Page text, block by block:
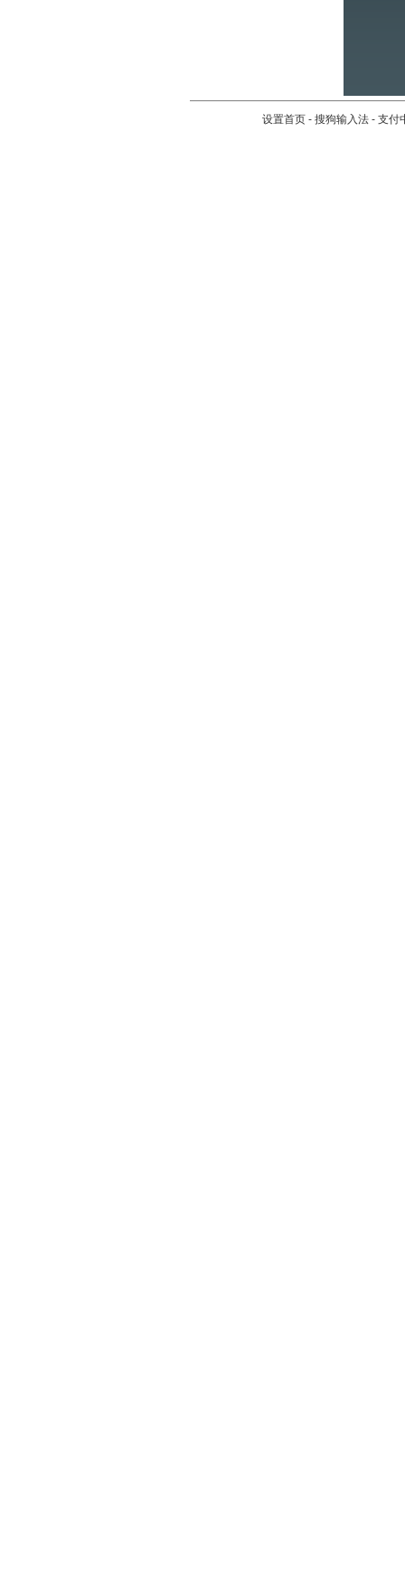
设置首页 - 搜狗输入法 - 支付